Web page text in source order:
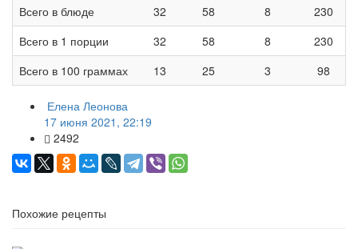
Всего в блюде
32 58 8
230
Всего в 1 порции
32 58 8
230
Всего в 100 граммах
13 25 3 98
Елена Леонова
17 июня 2021, 22:19
2492
Похожие рецепты